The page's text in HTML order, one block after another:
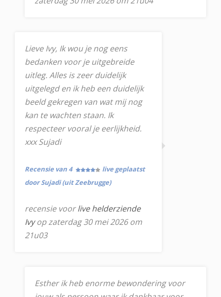
Lieve Ivy, Ik wou je nog eens
bedanken voor je uitgebreide
uitleg. Alles is zeer duidelijk
uitgelegd en ik heb een duidelijk
beeld gekregen van wat mij nog
kan te wachten staan. Ik
respecteer vooral je eerlijkheid.
xxx Sujadi
Recensie van 4
live geplaatst
door Sujadi (uit Zeebrugge)
recensie voorlive helderziende
Ivyop zaterdag 30 mei 2026 om
21u03
Esther ik heb enorme bewondering voor